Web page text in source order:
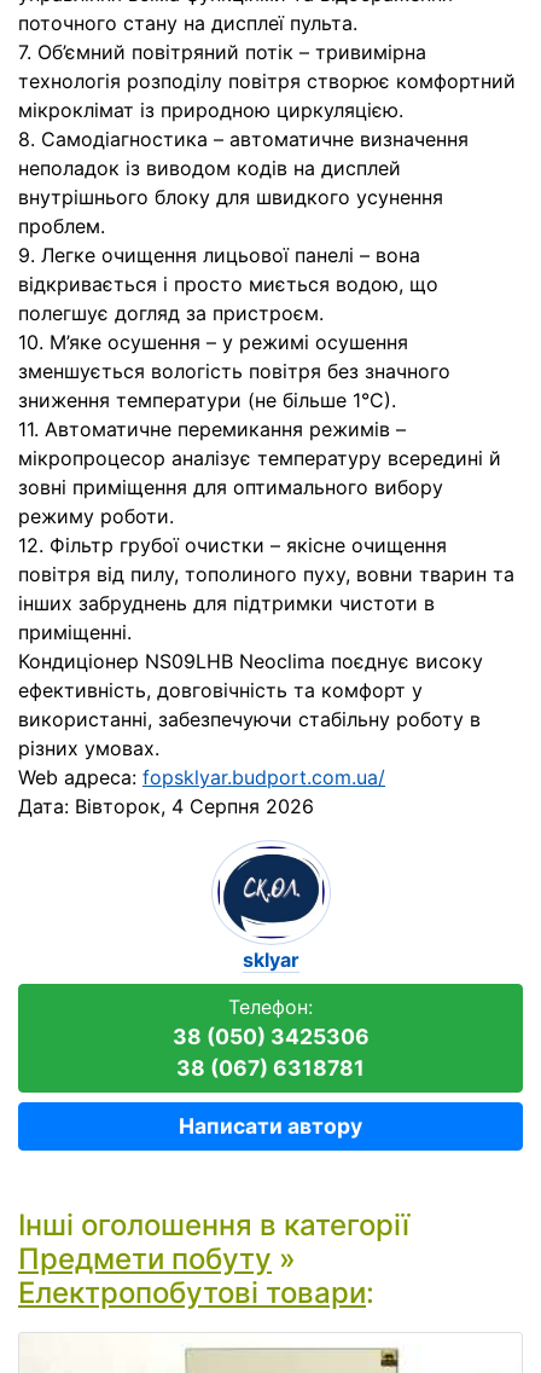
поточного стану на дисплеї пульта.
7. Об’ємний повітряний потік – тривимірна
технологія розподілу повітря створює комфортний
мікроклімат із природною циркуляцією.
8. Самодіагностика – автоматичне визначення
неполадок із виводом кодів на дисплей
внутрішнього блоку для швидкого усунення
проблем.
9. Легке очищення лицьової панелі – вона
відкривається і просто миється водою, що
полегшує догляд за пристроєм.
10. М’яке осушення – у режимі осушення
зменшується вологість повітря без значного
зниження температури (не більше 1°С).
11. Автоматичне перемикання режимів –
мікропроцесор аналізує температуру всередині й
зовні приміщення для оптимального вибору
режиму роботи.
12. Фільтр грубої очистки – якісне очищення
повітря від пилу, тополиного пуху, вовни тварин та
інших забруднень для підтримки чистоти в
приміщенні.
Кондиціонер NS09LHB Neoclima поєднує високу
ефективність, довговічність та комфорт у
використанні, забезпечуючи стабільну роботу в
різних умовах.
Web адреса: fopsklyar.budport.com.ua/
Дата: Вівторок, 4 Серпня 2026
sklyar
Телефон:
38 (050) 3425306
38 (067) 6318781
Написати автору
Інші оголошення в категорії
Предмети побуту »
Електропобутові товари: